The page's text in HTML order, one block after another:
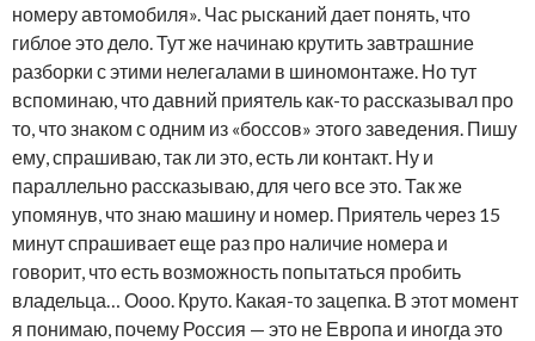
номеру автомобиля». Час рысканий дает понять, что
гиблое это дело. Тут же начинаю крутить завтрашние
разборки с этими нелегалами в шиномонтаже. Но тут
вспоминаю, что давний приятель как-то рассказывал про
то, что знаком с одним из «боссов» этого заведения. Пишу
ему, спрашиваю, так ли это, есть ли контакт. Ну и
параллельно рассказываю, для чего все это. Так же
упомянув, что знаю машину и номер. Приятель через 15
минут спрашивает еще раз про наличие номера и
говорит, что есть возможность попытаться пробить
владельца… Оооо. Круто. Какая-то зацепка. В этот момент
я понимаю, почему Россия — это не Европа и иногда это